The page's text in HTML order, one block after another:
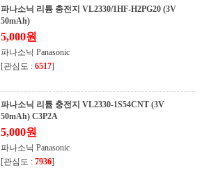
파나소닉 리튬 충전지 VL2330/1HF-H2PG20 (3V
50mAh)
5,000원
파나소닉 Panasonic
[관심도 : 6517]
파나소닉 리튬 충전지 VL2330-1S54CNT (3V
50mAh) C3P2A
5,000원
파나소닉 Panasonic
[관심도 : 7936]